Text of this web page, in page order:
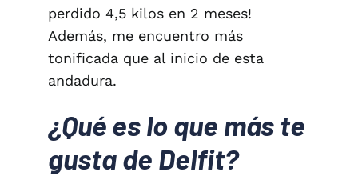
perdido 4,5 kilos en 2 meses!
Además, me encuentro más
tonificada que al inicio de esta
andadura.
¿Qué es lo que más te
gusta de Delfit?